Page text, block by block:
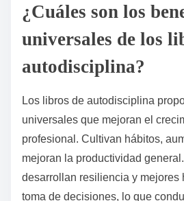
¿Cuáles son los
universales de los
autodisciplina?
Los libros de autodisciplina
universales que mejoran el
profesional. Cultivan hábitos,
mejoran la productividad
desarrollan resiliencia y mejores
toma de decisiones, lo que